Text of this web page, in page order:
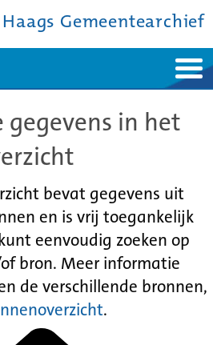
Haags Gemeentearchief
gegevens in het
bevat gegevens uit
en is vrij toegankelijk
eenvoudig zoeken op
bron. Meer informatie
de verschillende bronnen,
.